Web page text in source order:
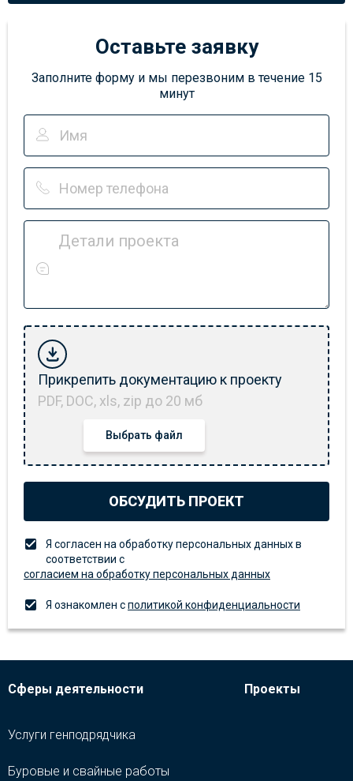
Оставьте заявку
Заполните форму и мы перезвоним в течение 15
минут
Детали проекта
Прикрепить документацию к проекту
PDF, DOC, xls, zip до 20 мб
Выбрать файл
ОБСУДИТЬ ПРОЕКТ
Я согласен на обработку персональных данных в
соответствии с
согласием на обработку персональных данных
Я ознакомлен сполитикой конфиденциальности
Сферы деятельности
Услуги генподрядчика
Буровые и свайные работы
Проекты